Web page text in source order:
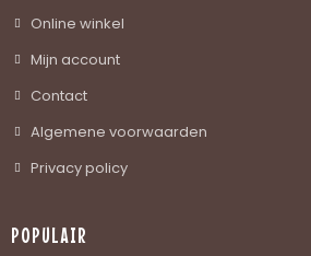
Online winkel
Mijn account
Contact
Algemene voorwaarden
Privacy policy
POPULAIR